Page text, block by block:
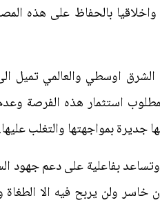
واخلاقيا بالحفاظ على هذه
اوسطي والعالمي تميل
استثمار هذه الفرصة
جديرة بمواجهتها والتغلب
بفاعلية على دعم جهود
ولن يربح فيه الا